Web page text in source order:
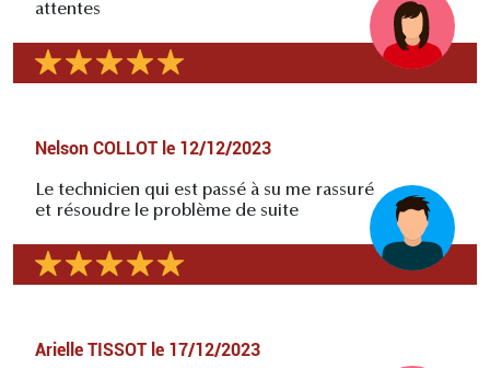
attentes
Nelson COLLOT le 12/12/2023
Le technicien qui est passé à su me rassuré
et résoudre le problème de suite
Arielle TISSOT le 17/12/2023